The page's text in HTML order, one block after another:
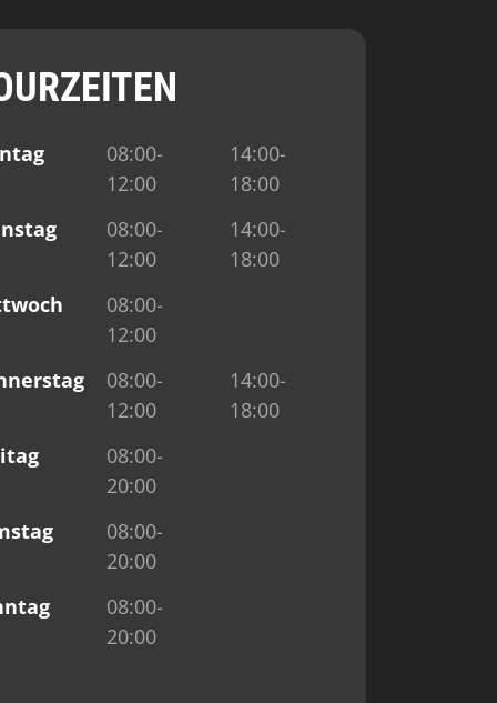
08:00-
12:00
14:00-
18:00
08:00-
12:00
14:00-
18:00
08:00-
12:00
08:00-
12:00
14:00-
18:00
08:00-
20:00
08:00-
20:00
08:00-
20:00